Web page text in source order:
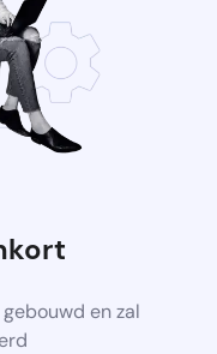
en zal